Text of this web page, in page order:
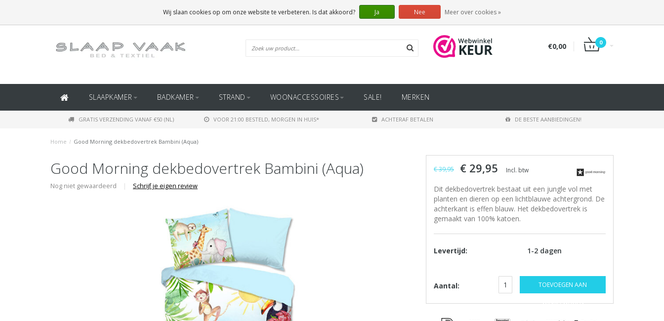
(BINNEN BELGIË)
€0,00 0
SLAAPKAMER BADKAMER STRAND WOONACCESSOIRES SALE! MERKEN
GRATIS VERZENDING VANAF €50 (NL) VOOR 21:00 BESTELD, MORGEN IN HUIS* ACHTERAF BETALEN DE BESTE AANBIEDINGEN!
Home / Good Morning dekbedovertrek Bambini (Aqua)
Good Morning dekbedovertrek Bambini (Aqua)
Nog niet gewaardeerd | Schrijf je eigen review
€ 39,95 € 29,95 Incl. btw
Dit dekbedovertrek bestaat uit een jungle vol met
planten en dieren op een lichtblauwe achtergrond. De
achterkant is effen blauw. Het dekbedovertrek is
gemaakt van 100% katoen.
Levertijd: 1-2 dagen
Aantal: TOEVOEGEN AAN
WINKELWAGEN
Wij slaan cookies op om onze website te verbeteren. Is dat akkoord? Ja Nee Meer over cookies »